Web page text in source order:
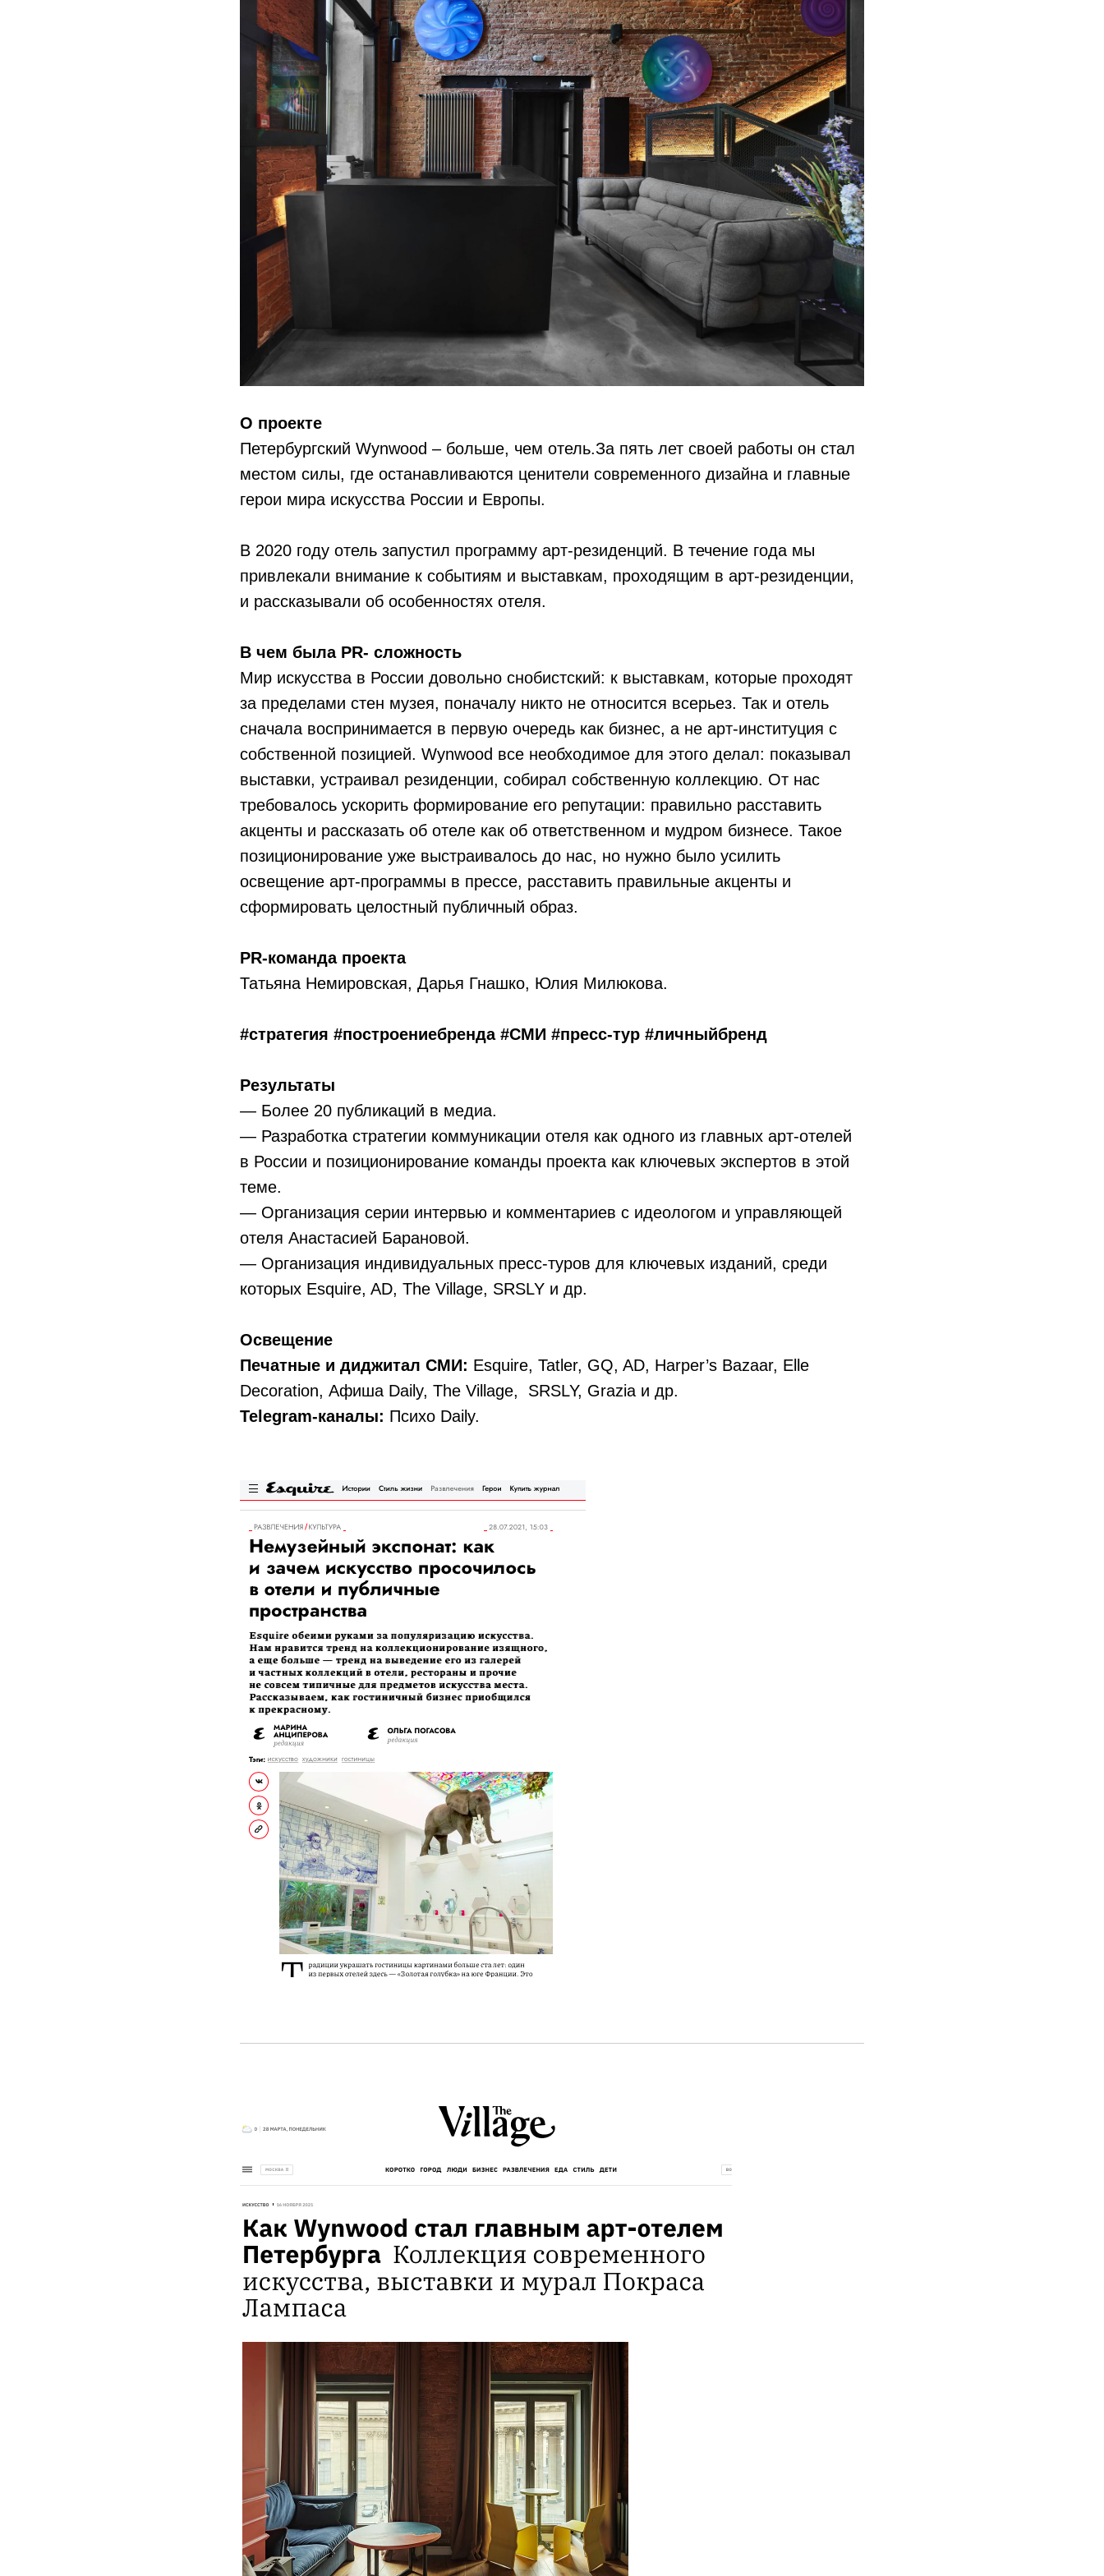
О проекте
Петербургский Wynwood – больше, чем отель.За пять лет своей работы он стал
местом силы, где останавливаются ценители современного дизайна и главные
герои мира искусства России и Европы.
В 2020 году отель запустил программу арт-резиденций. В течение года мы
привлекали внимание к событиям и выставкам, проходящим в арт-резиденции,
и рассказывали об особенностях отеля.
В чем была PR- сложность
Мир искусства в России довольно снобистский: к выставкам, которые проходят
за пределами стен музея, поначалу никто не относится всерьез. Так и отель
сначала воспринимается в первую очередь как бизнес, а не арт-институция с
собственной позицией. Wynwood все необходимое для этого делал: показывал
выставки, устраивал резиденции, собирал собственную коллекцию. От нас
требовалось ускорить формирование его репутации: правильно расставить
акценты и рассказать об отеле как об ответственном и мудром бизнесе. Такое
позиционирование уже выстраивалось до нас, но нужно было усилить
освещение арт-программы в прессе, расставить правильные акценты и
сформировать целостный публичный образ.
PR-команда проекта
Татьяна Немировская, Дарья Гнашко, Юлия Милюкова.
#стратегия #построениебренда #СМИ #пресс-тур #личныйбренд
Результаты
— Более 20 публикаций в медиа.
— Разработка стратегии коммуникации отеля как одного из главных арт-отелей
в России и позиционирование команды проекта как ключевых экспертов в этой
теме.
— Организация серии интервью и комментариев с идеологом и управляющей
отеля Анастасией Барановой.
— Организация индивидуальных пресс-туров для ключевых изданий, среди
которых Esquire, AD, The Village, SRSLY и др.
Освещение
Печатные и диджитал СМИ: Esquire, Tatler, GQ, AD, Harper’s Bazaar, Elle
Decoration, Афиша Daily, The Village, SRSLY, Grazia и др.
Telegram-каналы: Психо Daily.